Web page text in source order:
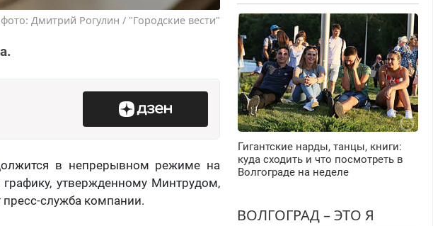
фото: Дмитрий Рогулин / "Городские вести"
в непрерывном режиме на
графику, утвержденному Минтрудом,
пресс-служба компании.
Гигантские нарды, танцы, книги:
куда сходить и что посмотреть в
Волгограде на неделе
ВОЛГОГРАД – ЭТО Я